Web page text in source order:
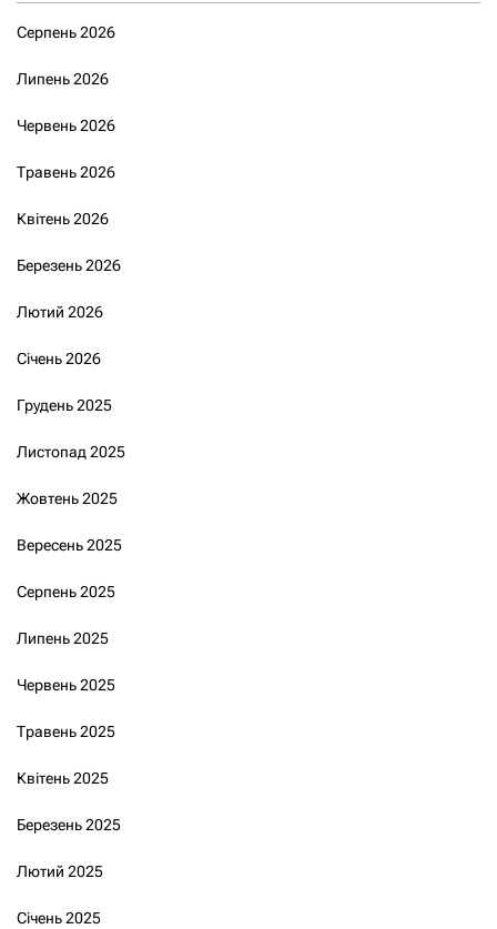
Серпень 2026
Липень 2026
Червень 2026
Травень 2026
Квітень 2026
Березень 2026
Лютий 2026
Січень 2026
Грудень 2025
Листопад 2025
Жовтень 2025
Вересень 2025
Серпень 2025
Липень 2025
Червень 2025
Травень 2025
Квітень 2025
Березень 2025
Лютий 2025
Січень 2025